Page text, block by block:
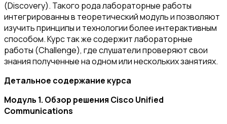
(Discovery). Такого рода лабораторные работы
интегрированны в теоретический модуль и позволяют
изучить принципы и технологии более интерактивным
способом. Курс так же содержит лабораторные
работы (Challenge), где слушатели проверяют свои
знания полученные на одном или нескольких занятиях.
Детальное содержание курса
Модуль 1. Обзор решения Cisco Unified
Communications